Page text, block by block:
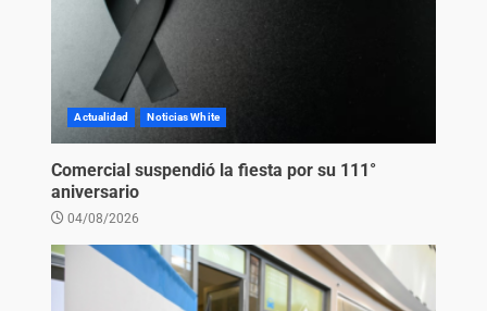
Actualidad Noticias White
Comercial suspendió la fiesta por su 111°
aniversario
04/08/2026